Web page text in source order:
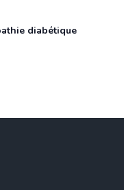
diabétique